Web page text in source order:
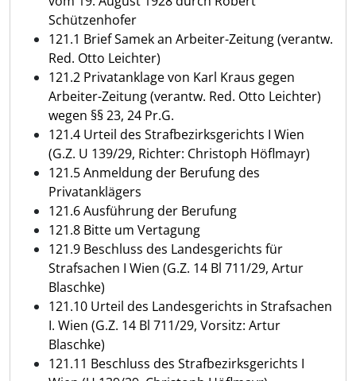
Schützenhofer
121.1 Brief Samek an Arbeiter-Zeitung (verantw.
Red. Otto Leichter)
121.2 Privatanklage von Karl Kraus gegen
Arbeiter-Zeitung (verantw. Red. Otto Leichter)
wegen §§ 23, 24 Pr.G.
121.4 Urteil des Strafbezirksgerichts I Wien
(G.Z. U 139/29, Richter: Christoph Höflmayr)
121.5 Anmeldung der Berufung des
Privatanklägers
121.6 Ausführung der Berufung
121.8 Bitte um Vertagung
121.9 Beschluss des Landesgerichts für
Strafsachen I Wien (G.Z. 14 Bl 711/29, Artur
Blaschke)
121.10 Urteil des Landesgerichts in Strafsachen
I. Wien (G.Z. 14 Bl 711/29, Vorsitz: Artur
Blaschke)
121.11 Beschluss des Strafbezirksgerichts I